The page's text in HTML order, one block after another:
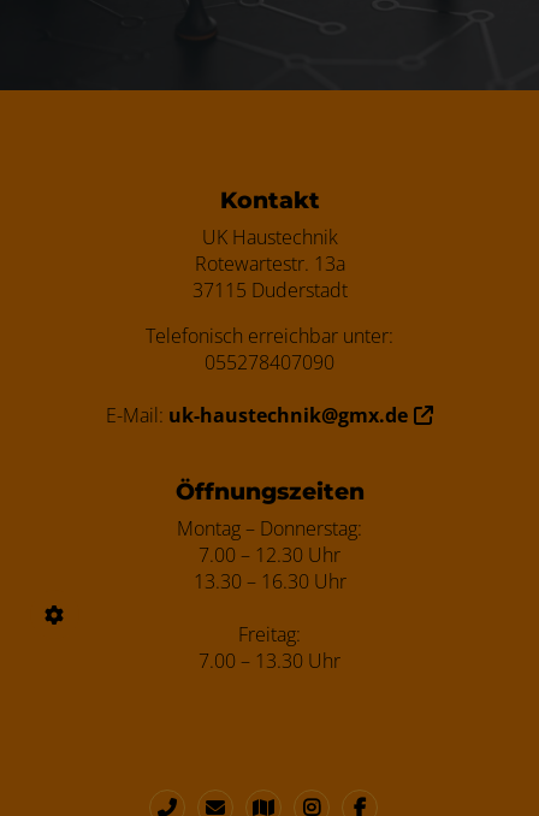
Kontakt
UK Haustechnik
Rotewartestr. 13a
37115 Duderstadt
Telefonisch erreichbar unter:
055278407090
E-Mail: uk-haustechnik@gmx.de
Öffnungszeiten
Montag – Donnerstag:
7.00 – 12.30 Uhr
13.30 – 16.30 Uhr
Freitag:
7.00 – 13.30 Uhr